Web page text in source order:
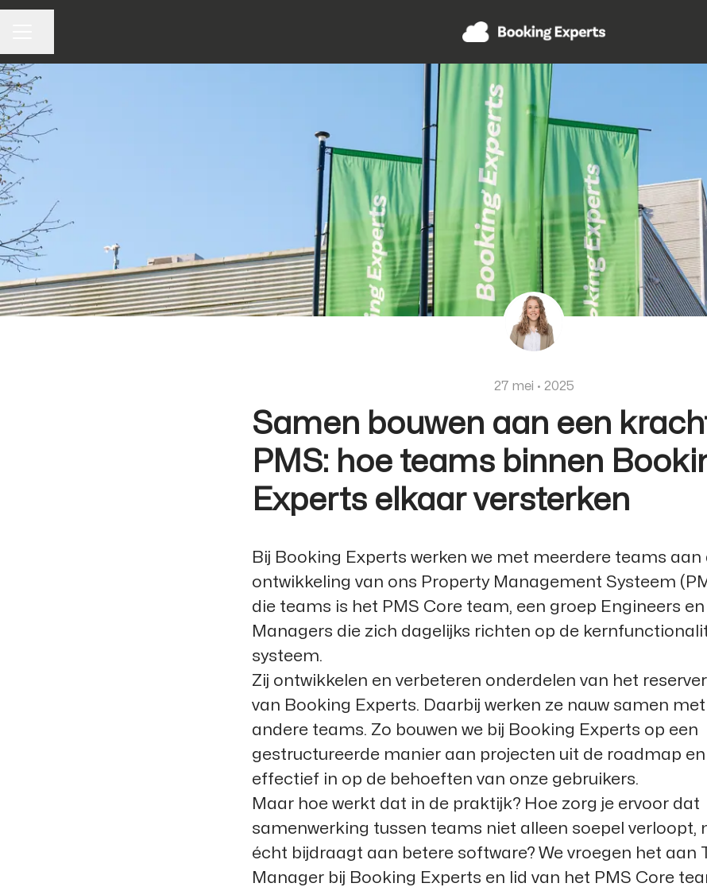
27 mei · 2025
Samen bouwen aan een
PMS: hoe teams binnen
Experts elkaar versterken
Bij Booking Experts werken we met meerdere teams aan
ontwikkeling van ons Property Management Systeem
die teams is het PMS Core team, een groep Engineers
Managers die zich dagelijks richten op de
systeem.
Zij ontwikkelen en verbeteren onderdelen van het
van Booking Experts. Daarbij werken ze nauw samen met
andere teams. Zo bouwen we bij Booking Experts op een
gestructureerde manier aan projecten uit de roadmap en
effectief in op de behoeften van onze gebruikers.
Maar hoe werkt dat in de praktijk? Hoe zorg je ervoor dat
samenwerking tussen teams niet alleen soepel verloopt,
écht bijdraagt aan betere software? We vroegen het aan
Manager bij Booking Experts en lid van het PMS Core